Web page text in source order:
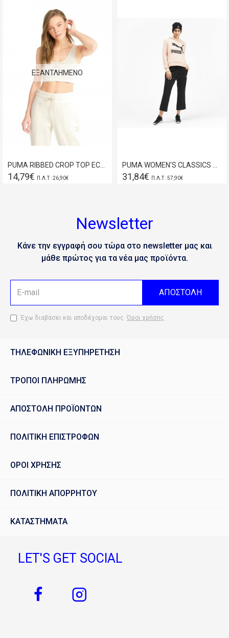
ΕΞΑΝΤΛΗΜΈΝΟ
14,79€ Π.Λ.Τ : 26,90€ 31,84€ Π.Λ.Τ : 57,90€
Newsletter
Κάνε την εγγραφή σου τώρα στο newsletter μας και
μάθε πρώτος για τα νέα μας προϊόντα.
ΑΠΟΣΤΟΛΗ
Έχω διαβάσει και αποδέχομαι τους Όροι χρήσης
ΤΗΛΕΦΩΝΙΚΗ ΕΞΥΠΗΡΕΤΗΣΗ
ΤΡΟΠΟΙ ΠΛΗΡΩΜΗΣ
ΑΠΟΣΤΟΛΗ ΠΡΟΪΟΝΤΩΝ
ΠΟΛΙΤΙΚΗ ΕΠΙΣΤΡΟΦΩΝ
ΟΡΟΙ ΧΡΗΣΗΣ
ΠΟΛΙΤΙΚΗ ΑΠΟΡΡΗΤΟΥ
ΚΑΤΑΣΤΗΜΑΤΑ
LET'S GET SOCIAL